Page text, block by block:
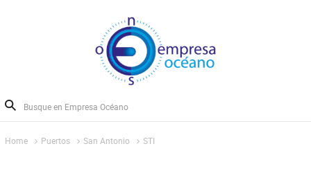
Home Puertos San Antonio STI